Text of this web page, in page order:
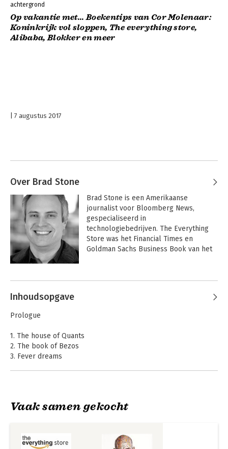
achtergrond
Op vakantie met... Boekentips van Cor Molenaar:
Koninkrijk vol sloppen, The everything store,
Alibaba, Blokker en meer
7 augustus 2017
Over Brad Stone
Brad Stone is een Amerikaanse
journalist voor Bloomberg News,
gespecialiseerd in
technologiebedrijven. The Everything
Store was het Financial Times en
Goldman Sachs Business Book van het
Andere boeken door Brad Stone
Mr. Amazon Mr. Amazon
Inhoudsopgave
Prologue
1. The house of Quants
2. The book of Bezos
3. Fever dreams
8. Fiona
11. The kingdom of the question mark
Vaak samen gekocht